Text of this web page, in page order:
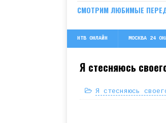
СМОТРИМ ЛЮБИМЫЕ
НТВ ОНЛАЙН МОСКВА 24
Я стесняюсь
Я стесняюсь